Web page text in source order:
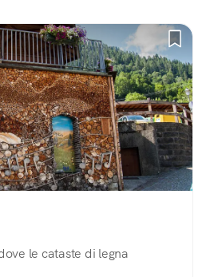
le cataste di legna